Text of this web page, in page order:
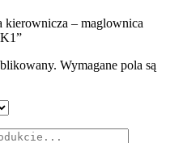
kierownicza – maglownica
Wymagane pola są